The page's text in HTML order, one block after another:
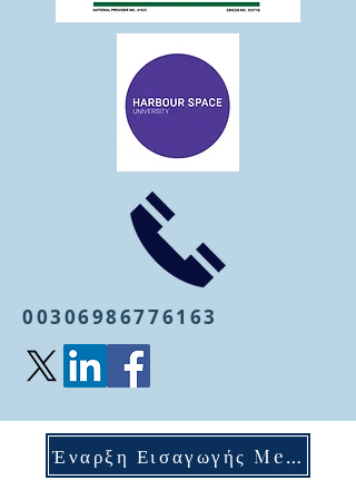
00306986776163
Έναρξη Εισαγωγής Mentoring